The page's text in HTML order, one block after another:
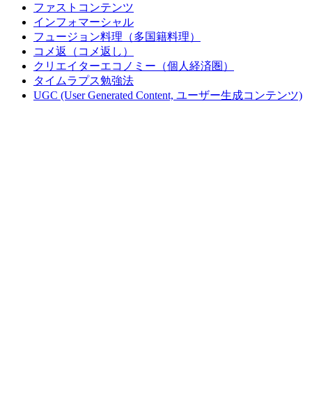
ファストコンテンツ
インフォマーシャル
フュージョン料理（多国籍料理）
コメ返（コメ返し）
クリエイターエコノミー（個人経済圏）
タイムラプス勉強法
UGC (User Generated Content, ユーザー生成コンテンツ)